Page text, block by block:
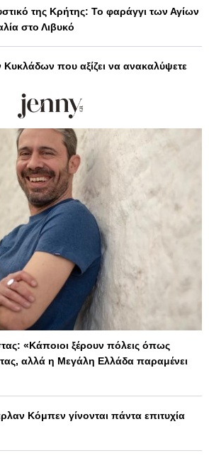
της Κρήτης: Το φαράγγι των Αγίων
στο Λιβυκό
που αξίζει να ανακαλύψετε
«Κάποιοι ξέρουν πόλεις όπως
αλλά η Μεγάλη Ελλάδα παραμένει
Κόμπεν γίνονται πάντα επιτυχία